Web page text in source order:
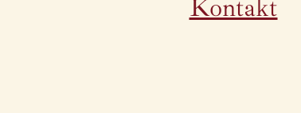
Kontakt